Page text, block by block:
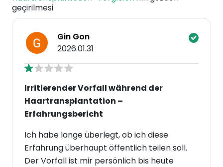
geçirilmesi
Gin Gon
2026.01.31
Irritierender Vorfall während der
Haartransplantation –
Erfahrungsbericht
Ich habe lange überlegt, ob ich diese
Erfahrung überhaupt öffentlich teilen soll.
Der Vorfall ist mir persönlich bis heute